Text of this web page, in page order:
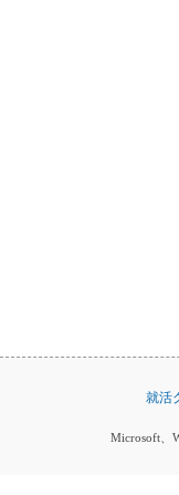
就活
Microsoft、